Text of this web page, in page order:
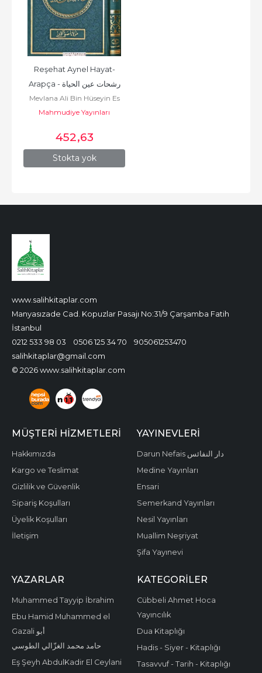
Stokta yok
Reşehat Aynel Hayat-
Arapça - رشحات عين الحياة
Mevlana Ali Bin Hüseyin Es
Safi
Mahmudiye Yayınları
452,63
www.salihkitaplar.com
Manyasızade Cad. Kopuzlar Pasajı No:31/9 Çarşamba Fatih
İstanbul
0212 533 98 03
0506 125 34 70
905061253470
salihkitaplar@gmail.com
© 2026 www.salihkitaplar.com
MÜŞTERI HIZMETLERI
Hakkımızda
Kargo ve Teslimat
Gizlilik ve Güvenlik
Sipariş Koşulları
Üyelik Koşulları
İletişim
YAYINEVLERI
Darun Nefais دار النفائس
Medine Yayınları
Ensari
Semerkand Yayınları
Nesil Yayınları
Muallim Neşriyat
Şifa Yayınevi
YAZARLAR
Muhammed Tayyip İbrahim
Ebu Hamid Muhammed el
Gazali أبو
حامد محمد الغزّالي الطوسي
Eş Şeyh AbdulKadir El Ceylani
KATEGORILER
Cübbeli Ahmet Hoca
Yayıncılık
Dua Kitaplığı
Hadis - Siyer - Kitaplığı
Tasavvuf - Tarih - Kitaplığı